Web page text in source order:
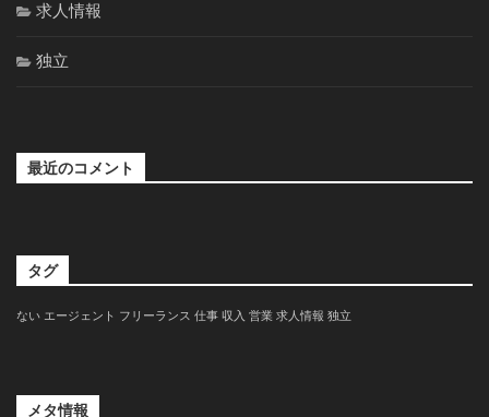
求人情報
独立
最近のコメント
タグ
ない エージェント フリーランス 仕事 収入 営業 求人情報 独立
メタ情報